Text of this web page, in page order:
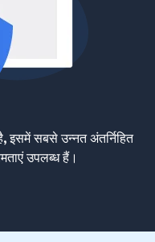
इसमें सबसे उन्नत अंतर्निहित
उपलब्ध हैं।